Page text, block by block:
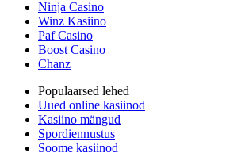
Ninja Casino
Winz Kasiino
Paf Casino
Boost Casino
Chanz
Populaarsed lehed
Uued online kasiinod
Kasiino mängud
Spordiennustus
Soome kasiinod